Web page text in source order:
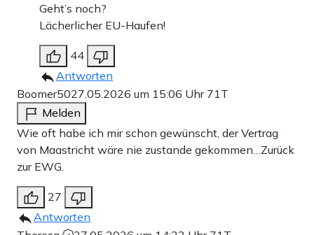
Geht’s noch?
Lächerlicher EU-Haufen!
44
Antworten
Boomer5027.05.2026 um 15:06 Uhr 71T
Melden
Wie oft habe ich mir schon gewünscht, der Vertrag
von Maastricht wäre nie zustande gekommen…Zurück
zur EWG.
27
Antworten